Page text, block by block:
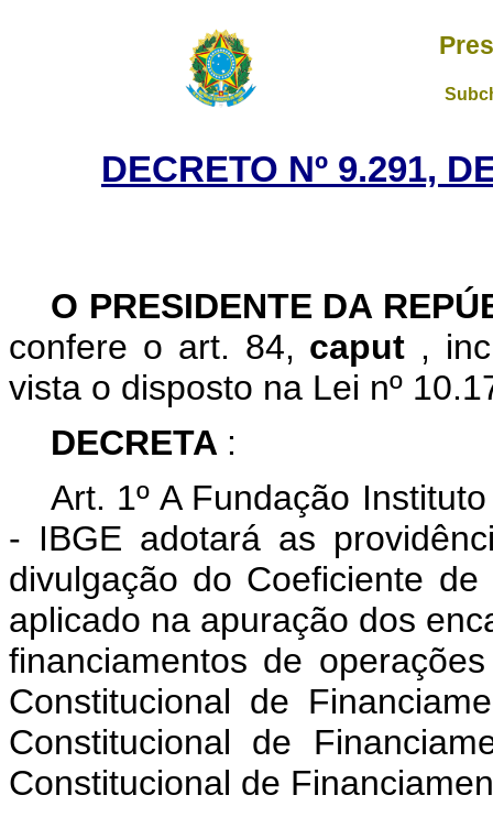
DECRETO Nº 9.291,
O PRESIDENTE DA
confere o art. 84, caput ,
vista o disposto na Lei nº
DECRETA :
Art. 1º A Fundação
- IBGE adotará as
divulgação do Coeficiente
aplicado na apuração dos
financiamentos de
Constitucional de
Constitucional de
Constitucional de